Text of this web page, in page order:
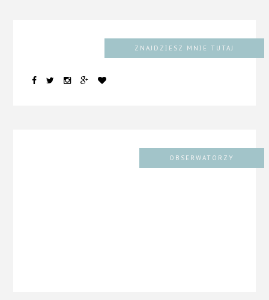
ZNAJDZIESZ MNIE TUTAJ
OBSERWATORZY